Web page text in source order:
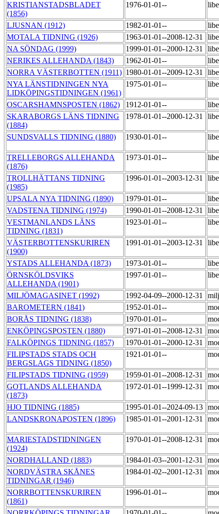
KRISTIANSTADSBLADET
(1856)
1976-01-01--
LJUSNAN (1912) 1982-01-01--
MOTALA TIDNING (1926)
1963-01-01--2008-12-31
NA SÖNDAG (1999)
1999-01-01--2000-12-31
NERIKES ALLEHANDA (1843)
1962-01-01--
NORRA VÄSTERBOTTEN (1911) 1980-01-01--2009-12-31
NYA LÄNSTIDNINGEN NYA
LIDKÖPINGSTIDNINGEN (1961)
1975-01-01--
OSCARSHAMNSPOSTEN (1862) 1912-01-01--
SKARABORGS LÄNS TIDNING
(1884)
1978-01-01--2000-12-31
SUNDSVALLS TIDNING (1880) 1930-01-01--
TRELLEBORGS ALLEHANDA
(1876)
1973-01-01--
TROLLHÄTTANS TIDNING
(1985)
1996-01-01--2003-12-31
UPSALA NYA TIDNING (1890) 1979-01-01--
VADSTENA TIDNING (1974)
1990-01-01--2008-12-31
VESTMANLANDS LÄNS
TIDNING (1831)
1923-01-01--
VÄSTERBOTTENSKURIREN
(1900)
1991-01-01--2003-12-31
YSTADS ALLEHANDA (1873) 1973-01-01--
ÖRNSKÖLDSVIKS
ALLEHANDA (1901)
1997-01-01--
MILJÖMAGASINET (1992) 1992-04-09--2000-12-31
BAROMETERN (1841)
1952-01-01--
BORÅS TIDNING (1838)
1970-01-01--
ENKÖPINGSPOSTEN (1880)
1971-01-01--2008-12-31
FALKÖPINGS TIDNING (1857)
1970-01-01--2000-12-31
FILIPSTADS STADS OCH
BERGSLAGS TIDNING (1850)
1921-01-01--
FILIPSTADS TIDNING (1959) 1959-01-01--2008-12-31
GOTLANDS ALLEHANDA
(1873)
1972-01-01--1999-12-31
HJO TIDNING (1885) 1995-01-01--2024-09-13
LANDSKRONAPOSTEN (1896)
1985-01-01--2001-12-31
MARIESTADSTIDNINGEN
(1924)
1970-01-01--2008-12-31
NORDHALLAND (1883) 1984-01-03--2001-12-31
NORDVÄSTRA SKÅNES
TIDNINGAR (1946)
1984-01-02--2001-12-31
NORRBOTTENSKURIREN
(1861)
1996-01-01--